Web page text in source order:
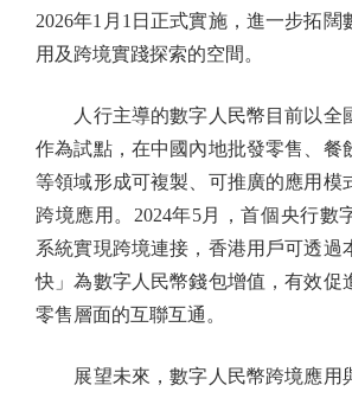
2026年1月1日正式實施，進一步拓闊
用及跨境實踐探索的空間。
人行主導的數字人民幣目前以全
作為試點，在中國內地批發零售、餐
等領域形成可複製、可推廣的應用模
跨境應用。2024年5月，首個央行數
系統實現跨境連接，香港用戶可透過
快」為數字人民幣錢包增值，有效促
零售層面的互聯互通。
展望未來，數字人民幣跨境應用